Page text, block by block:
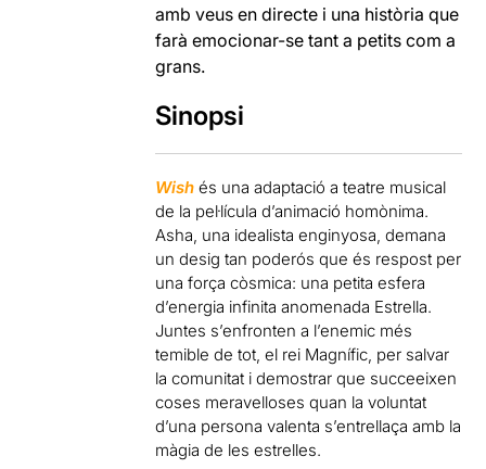
amb veus en directe i una història que
farà emocionar-se tant a petits com a
grans.
Sinopsi
Wish és una adaptació a teatre musical
de la pel·lícula d’animació homònima.
Asha, una idealista enginyosa, demana
un desig tan poderós que és respost per
una força còsmica: una petita esfera
d’energia infinita anomenada Estrella.
Juntes s’enfronten a l’enemic més
temible de tot, el rei Magnífic, per salvar
la comunitat i demostrar que succeeixen
coses meravelloses quan la voluntat
d’una persona valenta s’entrellaça amb la
màgia de les estrelles.